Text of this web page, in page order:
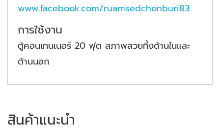
www.facebook.com/ruamsedchonburi83
การใช้งาน
ตู้คอนเทนเนอร์ 20 ฟุต สภาพสวยที้งด้านในและ
ด้านนอก
สินค้าแนะนำ